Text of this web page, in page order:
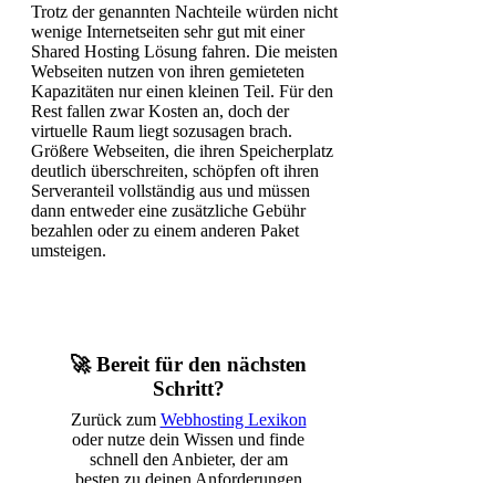
Trotz der genannten Nachteile würden nicht
wenige Internetseiten sehr gut mit einer
Shared Hosting Lösung fahren. Die meisten
Webseiten nutzen von ihren gemieteten
Kapazitäten nur einen kleinen Teil. Für den
Rest fallen zwar Kosten an, doch der
virtuelle Raum liegt sozusagen brach.
Größere Webseiten, die ihren Speicherplatz
deutlich überschreiten, schöpfen oft ihren
Serveranteil vollständig aus und müssen
dann entweder eine zusätzliche Gebühr
bezahlen oder zu einem anderen Paket
umsteigen.
🚀 Bereit für den nächsten
Schritt?
Zurück zum Webhosting Lexikon
oder nutze dein Wissen und finde
schnell den Anbieter, der am
besten zu deinen Anforderungen